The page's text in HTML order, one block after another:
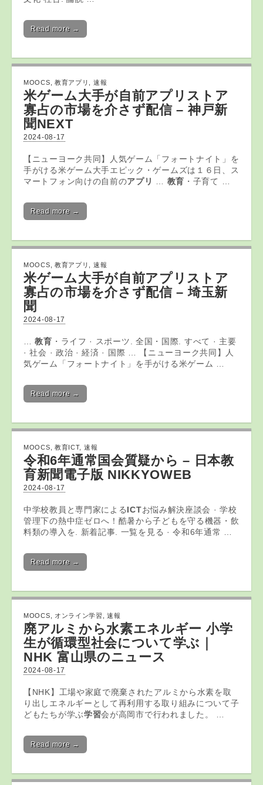
Read more →
MOOCS 教育アプリ 速報
米ゲーム大手が自前アプリ ストア
寡占の市場を介さず配信 – 神戸新
聞NEXT
2024-08-17
【ニューヨーク共同】人気ゲーム「フォートナイト」を
手がける米ゲーム大手エピック・ゲームズは１６日、ス
マートフォン向けの自前のアプリ 教育 ・子育て …
Read more →
MOOCS 教育アプリ 速報
米ゲーム大手が自前アプリ ストア
寡占の市場を介さず配信 – 埼玉新
聞
2024-08-17
…教育 ・ライフ · スポーツ. 全国・国際. すべて · 主要
· 社会 · 政治 · 経済 · 国際 … 【ニューヨーク共同】人
気ゲーム「フォートナイト」を手がける米ゲーム …
Read more →
MOOCS 教育ICT, 速報
令和6年通常国会質疑から – 日本教
育新聞電子版 NIKKYOWEB
2024-08-17
中学校教員と専門家によるICTお悩み解決座談会 · 学校
管理下の熱中症ゼロへ！酷暑から子どもを守る機器・飲
料類の導入を. 新着記事. 一覧を見る · 令和6年通常 …
Read more →
MOOCS オンライン学習 ,速報
廃アルミから水素エネルギー 小学
生が循環型社会について学ぶ｜
NHK 富山県のニュース
2024-08-17
【NHK】工場や家庭で廃棄されたアルミから水素を取
り出しエネルギーとして再利用する取り組みについて子
どもたちが学ぶ学習会が高岡市で行われました。 …
Read more →